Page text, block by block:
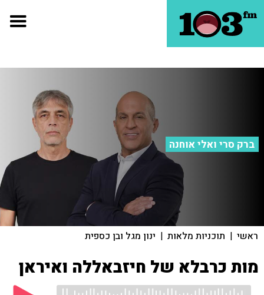
ברק סרי ואלי אוחנה
ראשי | תוכניות מלאות | ינון מגל ובן כספית
מות כרבלא של חיזבאללה ואיראן